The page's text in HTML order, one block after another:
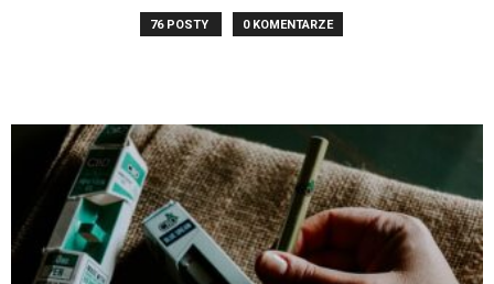
76 POSTY 0 KOMENTARZE